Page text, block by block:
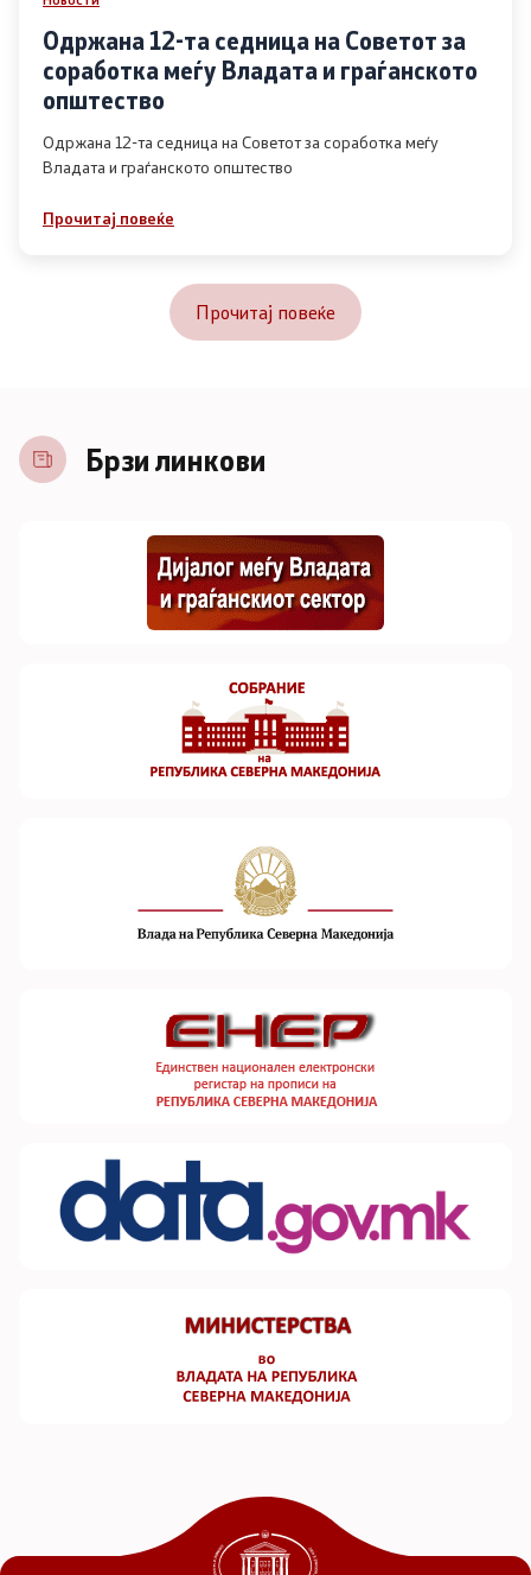
Одржана 12-та седница на Советот за
соработка меѓу Владата и граѓанското
општество
Одржана 12-та седница на Советот за соработка меѓу
Владата и граѓанското општество
Прочитај повеќе
Прочитај повеќе
Брзи линкови